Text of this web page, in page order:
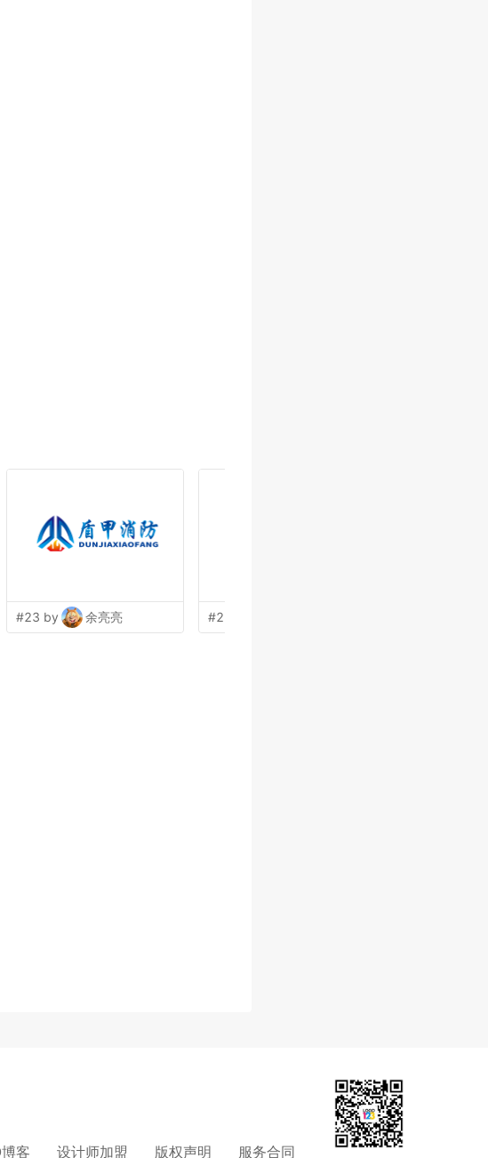
#23 by 余亮亮 #22 by
客 设计师加盟 版权声明 服务合同